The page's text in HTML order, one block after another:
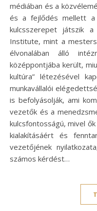
médiában és a
és a fejlődés mellett a
kulcsszerepet játszik
Institute, mint a
élvonalában álló
középpontjába került,
kultúra” létezésével
munkavállalói
is befolyásolják, ami
vezetők és a
kulcsfontosságú, mivel
kialakításáért és
vezetőjének
számos kérdést…